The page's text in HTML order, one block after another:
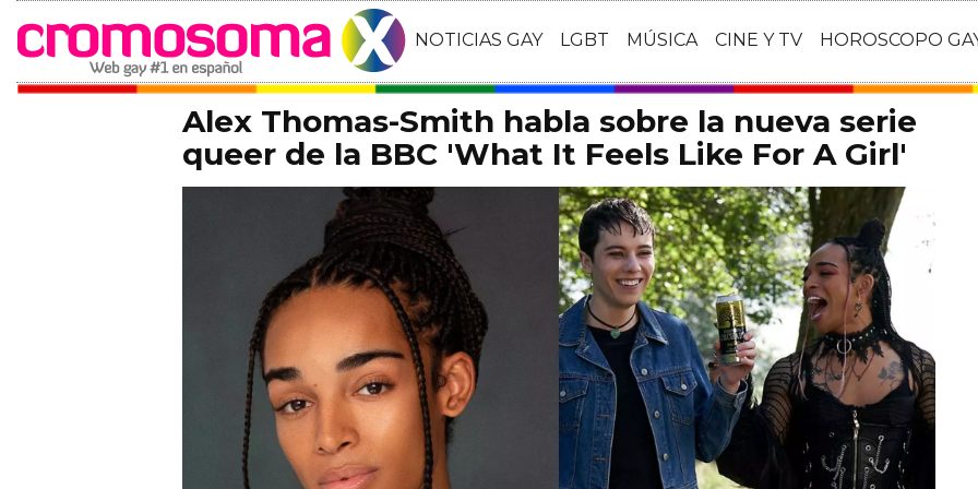
NOTICIAS GAY LGBT MÚSICA CINE Y TV HOROSCOPO
Alex Thomas-Smith habla sobre la nueva serie
queer de la BBC 'What It Feels Like For A Girl'